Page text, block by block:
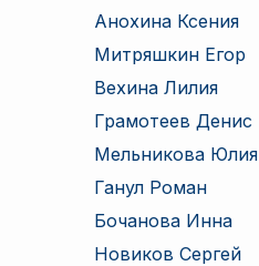
Анохина Ксения
Митряшкин Егор
Вехина Лилия
Грамотеев Денис
Мельникова Юлия
Ганул Роман
Бочанова Инна
Новиков Сергей